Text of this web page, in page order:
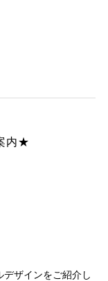
内★
ザインをご紹介し